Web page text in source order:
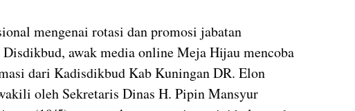
mengenai rotasi dan promosi jabatan
awak media online Meja Hijau mencoba
dari Kadisdikbud Kab Kuningan DR. Elon
oleh Sekretaris Dinas H. Pipin Mansyur